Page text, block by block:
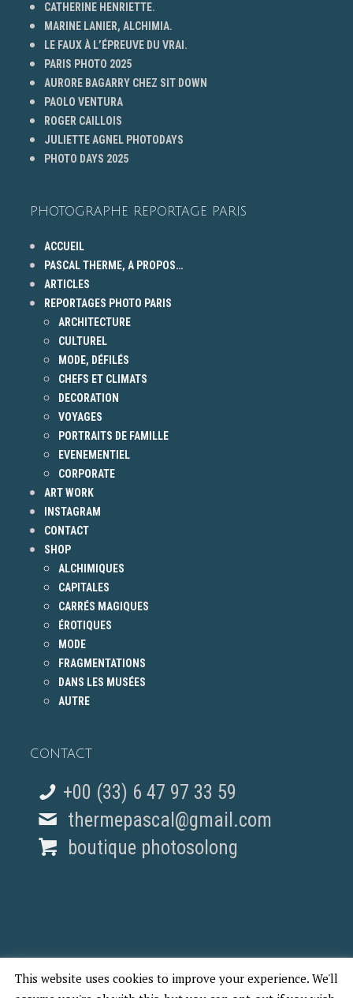
CATHERINE HENRIETTE.
MARINE LANIER, ALCHIMIA.
LE FAUX À L’ÉPREUVE DU VRAI.
PARIS PHOTO 2025
AURORE BAGARRY CHEZ SIT DOWN
PAOLO VENTURA
ROGER CAILLOIS
JULIETTE AGNEL PHOTODAYS
PHOTO DAYS 2025
PHOTOGRAPHE REPORTAGE PARIS
ACCUEIL
PASCAL THERME, A PROPOS…
ARTICLES
REPORTAGES PHOTO PARIS
ARCHITECTURE
CULTUREL
MODE, DÉFILÉS
CHEFS ET CLIMATS
DECORATION
VOYAGES
PORTRAITS DE FAMILLE
EVENEMENTIEL
CORPORATE
ART WORK
INSTAGRAM
CONTACT
SHOP
ALCHIMIQUES
CAPITALES
CARRÉS MAGIQUES
ÉROTIQUES
MODE
FRAGMENTATIONS
DANS LES MUSÉES
AUTRE
CONTACT
+00 (33) 6 47 97 33 59
thermepascal@gmail.com
boutique photosolong
© 2018 Pascal Therme - REPORTAGES PHOTO PARIS
This website uses cookies to improve your experience. We'll